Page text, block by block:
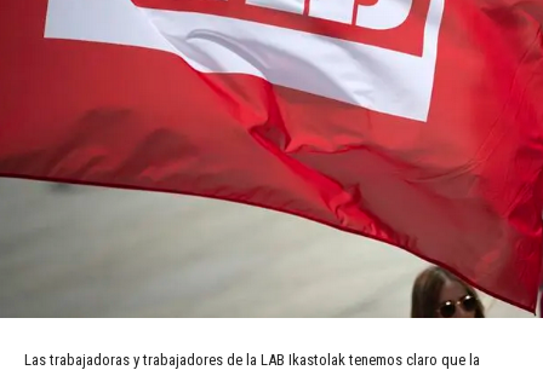
Las trabajadoras y trabajadores de la LAB Ikastolak tenemos claro que la